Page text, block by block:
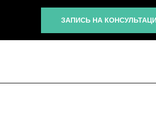
ЗАПИСЬ НА